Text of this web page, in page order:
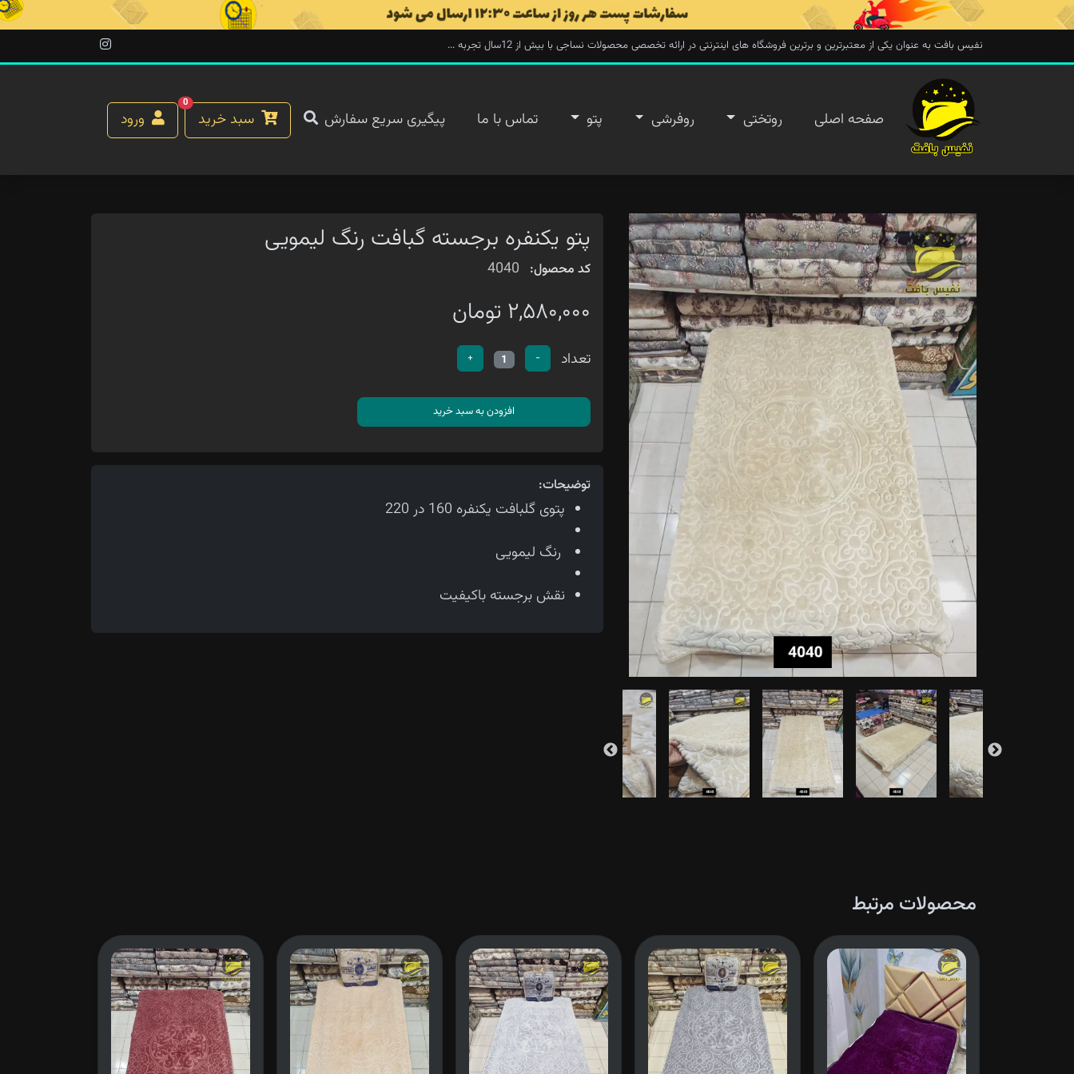
نفیس بافت به عنوان یکی از معتبرترین و برترین فروشگاه های اینترنتی در ارائه تخصصی محصولات نساجی با بیش از 12سال تجربه ...
صفحه اصلی روتختی روفرشی پتو تماس با ما پیگیری سریع سفارش سبد خرید
0
ورود
پتو یکنفره برجسته گبافت رنگ لیمویی
کد محصول: 4040
۲,۵۸۰,۰۰۰ تومان
تعداد -
1
+
افزودن به سبد خرید
توضیحات:
پتوی گلبافت یکنفره 160 در 220
رنگ لیمویی
نقش برجسته باکیفیت
محصولات مرتبط